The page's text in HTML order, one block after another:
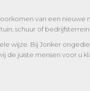
van een
schuur of bedrijfsterrein
wijze. Bij Jonker
juiste mensen voor u